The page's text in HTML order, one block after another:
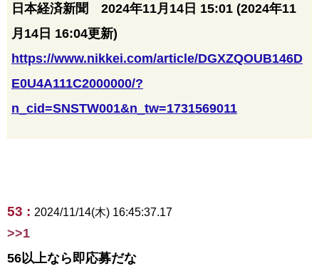
日本経済新聞 2024年11月14日 15:01 (2024年11
月14日 16:04更新)
https://www.nikkei.com/article/DGXZQOUB146D
E0U4A111C2000000/?
n_cid=SNSTW001&n_tw=1731569011
53 : 2024/11/14(木) 16:45:37.17
>>1
56以上なら即応募だな